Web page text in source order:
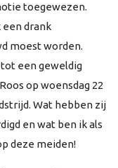
toegewezen.
een drank
moest worden.
een geweldig
op woensdag 22
Wat hebben zij
en wat ben ik als
deze meiden!